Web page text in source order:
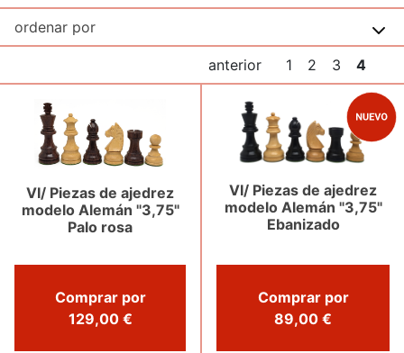
anterior 1 2 3 4
VI/ Piezas de ajedrez
modelo Alemán "3,75"
Palo rosa
Comprar por
129,00 €
VI/ Piezas de ajedrez
modelo Alemán "3,75"
Ebanizado
Comprar por
89,00 €